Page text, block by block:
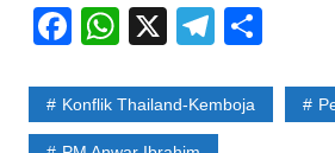
F
c
e
W
at
s
X T
e
gr
S
ar
Konflik Thailand-Kemboja